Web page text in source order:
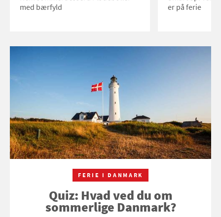
med bærfyld
er på ferie
FERIE I DANMARK
Quiz: Hvad ved du om
sommerlige Danmark?